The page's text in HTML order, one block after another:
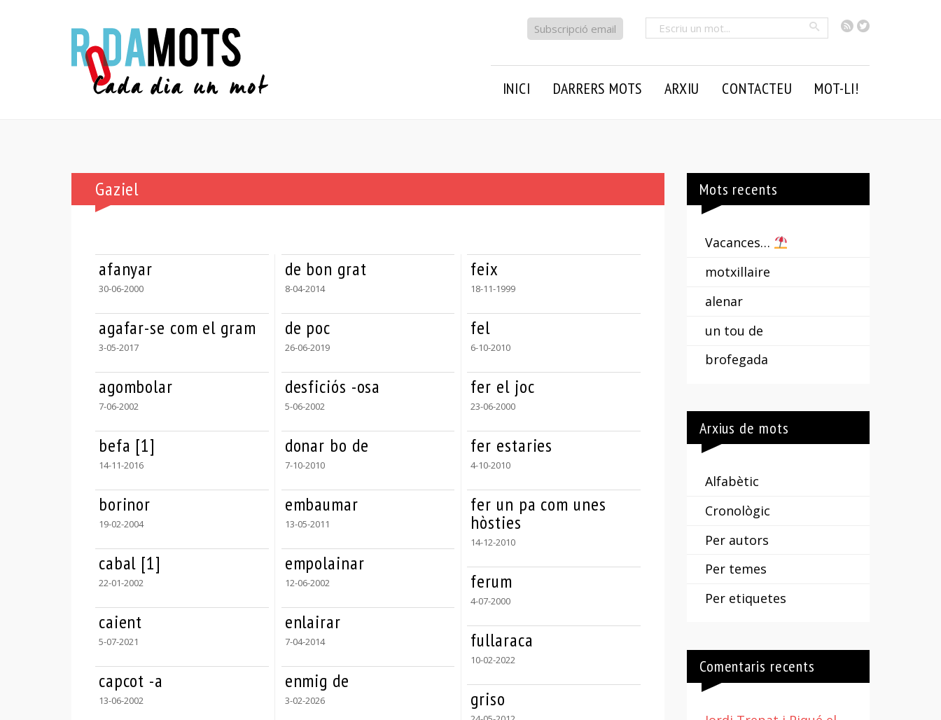
RSSTwitter
Cercar
Subscripció email
INICI DARRERS MOTS ARXIU CONTACTEU MOT-LI!
Gaziel
afanyar
30-06-2000
agafar-se com el gram
3-05-2017
agombolar
7-06-2002
befa [1]
14-11-2016
borinor
19-02-2004
cabal [1]
22-01-2002
caient
5-07-2021
capcot -a
13-06-2002
de bon grat
8-04-2014
de poc
26-06-2019
desficiós -osa
5-06-2002
donar bo de
7-10-2010
embaumar
13-05-2011
empolainar
12-06-2002
enlairar
7-04-2014
enmig de
3-02-2026
feix
18-11-1999
fel
6-10-2010
fer el joc
23-06-2000
fer estaries
4-10-2010
fer un pa com unes
hòsties
14-12-2010
ferum
4-07-2000
fullaraca
10-02-2022
griso
Mots recents
Vacances…
motxillaire
alenar
un tou de
brofegada
Arxius de mots
Alfabètic
Cronològic
Per autors
Per temes
Per etiquetes
Comentaris recents